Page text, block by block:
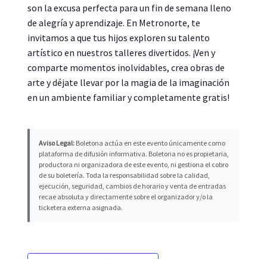
son la excusa perfecta para un fin de semana lleno
de alegría y aprendizaje. En Metronorte, te
invitamos a que tus hijos exploren su talento
artístico en nuestros talleres divertidos. ¡Ven y
comparte momentos inolvidables, crea obras de
arte y déjate llevar por la magia de la imaginación
en un ambiente familiar y completamente gratis!
Aviso Legal: Boletona actúa en este evento únicamente como
plataforma de difusión informativa. Boletona no es propietaria,
productora ni organizadora de este evento, ni gestiona el cobro
de su boletería. Toda la responsabilidad sobre la calidad,
ejecución, seguridad, cambios de horario y venta de entradas
recae absoluta y directamente sobre el organizador y/o la
ticketera externa asignada.